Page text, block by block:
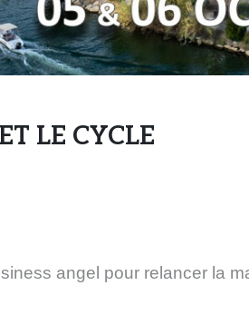
LE CYCLE
angel pour relancer la